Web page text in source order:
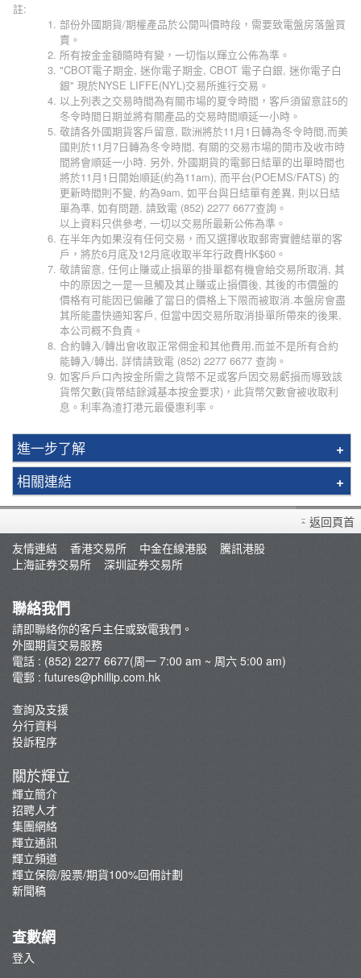
註:
部份外國期貨/期權產品於公開叫價時段，需要致電盤房落盤買
賣。
所有按金金額隨時有變，一切恉以輝立公佈為準。
"CBOT電子期金, 迷你電子期金, CBOT 電子白銀, 迷你電子白
銀" 現於NYSE LIFFE(NYL)交易所進行交易。
以上列表之交易時間為有關市場的夏令時間，客戶須留意註5的
冬令時間日期並將有關產品的交易時間順延一小時。
敬請各外國期貨客戶留意, 歐洲將於11月1日轉為冬令時間,而美
國則於11月7日轉為冬令時間, 有關的交易市場的開市及收市時
間將會順延一小時. 另外, 外國期貨的電郵日結單的出單時間也
將於11月1日開始順延(約為11am), 而平台(POEMS/FATS) 的
更新時間則不變, 約為9am, 如平台與日結單有差異, 則以日結
單為準, 如有問題, 請致電 (852) 2277 6677查詢。
以上資料只供參考, 一切以交易所最新公佈為準。
在半年內如果沒有任何交易，而又選擇收取郵寄實體結單的客
戶，將於6月底及12月底收取半年行政費HK$60。
敬請留意, 任何止賺或止損單的掛單都有機會給交易所取消, 其
中的原因之一是一旦觸及其止賺或止損價後, 其後的市價盤的
價格有可能因已偏離了當日的價格上下限而被取消.本盤房會盡
其所能盡快通知客戶, 但當中因交易所取消掛單所帶來的後果,
本公司概不負責。
合約轉入/轉出會收取正常佣金和其他費用,而並不是所有合約
能轉入/轉出, 詳情請致電 (852) 2277 6677 查詢。
如客戶戶口內按金所需之貨幣不足或客戶因交易虧損而導致該
貨幣欠數(貨幣結餘減基本按金要求)，此貨幣欠數會被收取利
息。利率為渣打港元最優惠利率。
進一步了解
環球期貨買賣簡介
CME期權產品佣金低至0.62美元
新交所富時A50 指數期貨
摩根台灣指數期貨
外匯期貨
交易系統
外國市況/商品期貨評論
最新推廣
芝商所新闻
什麽是環球期貨？
相關連結
常見問題
開設戶口
存款/提款/賬戶轉賬
返回頁首
友情連結
香港交易所 中金在線港股
騰訊港股
上海証券交易所
深圳証券交易所
聯絡我們
請即聯絡你的客戶主任或致電我們。
外國期貨交易服務
電話 : (852) 2277 6677(周一 7:00 am ~ 周六 5:00 am)
電郵 : futures@phillip.com.hk
查詢及支援
分行資料
投訴程序
關於輝立
輝立簡介
招聘人才
集團網絡
輝立通訊
輝立頻道
輝立保險/股票/期貨100%回佣計劃
新聞稿
查數網
登入